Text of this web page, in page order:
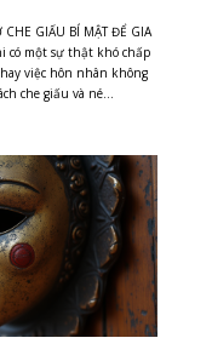
GIẤU BÍ MẬT ĐỂ GIA
có một sự thật khó chấp
việc hôn nhân không
che giấu và né...